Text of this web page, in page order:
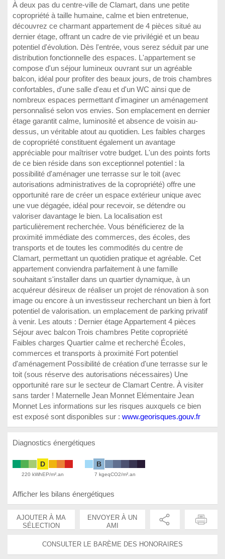
À deux pas du centre-ville de Clamart, dans une petite
copropriété à taille humaine, calme et bien entretenue,
découvrez ce charmant appartement de 4 pièces situé au
dernier étage, offrant un cadre de vie privilégié et un beau
potentiel d'évolution. Dès l'entrée, vous serez séduit par une
distribution fonctionnelle des espaces. L'appartement se
compose d'un séjour lumineux ouvrant sur un agréable
balcon, idéal pour profiter des beaux jours, de trois chambres
confortables, d'une salle d'eau et d'un WC ainsi que de
nombreux espaces permettant d'imaginer un aménagement
personnalisé selon vos envies. Son emplacement en dernier
étage garantit calme, luminosité et absence de voisin au-
dessus, un véritable atout au quotidien. Les faibles charges
de copropriété constituent également un avantage
appréciable pour maîtriser votre budget. L'un des points forts
de ce bien réside dans son exceptionnel potentiel : la
possibilité d'aménager une terrasse sur le toit (avec
autorisations administratives de la copropriété) offre une
opportunité rare de créer un espace extérieur unique avec
une vue dégagée, idéal pour recevoir, se détendre ou
valoriser davantage le bien. La localisation est
particulièrement recherchée. Vous bénéficierez de la
proximité immédiate des commerces, des écoles, des
transports et de toutes les commodités du centre de
Clamart, permettant un quotidien pratique et agréable. Cet
appartement conviendra parfaitement à une famille
souhaitant s'installer dans un quartier dynamique, à un
acquéreur désireux de réaliser un projet de rénovation à son
image ou encore à un investisseur recherchant un bien à fort
potentiel de valorisation. un emplacement de parking privatif
à venir. Les atouts : Dernier étage Appartement 4 pièces
Séjour avec balcon Trois chambres Petite copropriété
Faibles charges Quartier calme et recherché Écoles,
commerces et transports à proximité Fort potentiel
d'aménagement Possibilité de création d'une terrasse sur le
toit (sous réserve des autorisations nécessaires) Une
opportunité rare sur le secteur de Clamart Centre. À visiter
sans tarder ! Maternelle Jean Monnet Elémentaire Jean
Monnet Les informations sur les risques auxquels ce bien
est exposé sont disponibles sur : www.georisques.gouv.fr
Diagnostics énergétiques
D
220 kWhEP/m².an
B
7 kgeqCO2/m².an
Afficher les bilans énergétiques
AJOUTER À MA
SÉLECTION
ENVOYER À UN
AMI
CONSULTER LE BARÈME DES HONORAIRES